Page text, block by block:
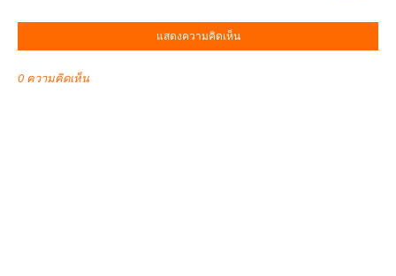
แสดงความคิดเห็น
0 ความคิดเห็น